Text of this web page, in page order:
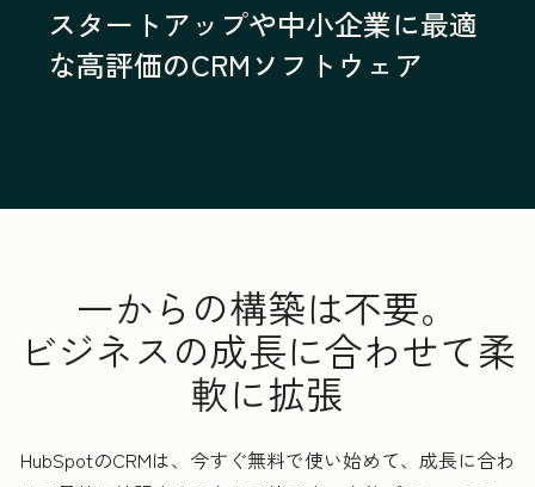
スタートアップや中小企業に最適
な高評価のCRMソフトウェア
一からの構築は不要。
ビジネスの成長に合わせて柔
軟に拡張
HubSpotのCRMは、今すぐ無料で使い始めて、成長に合わ